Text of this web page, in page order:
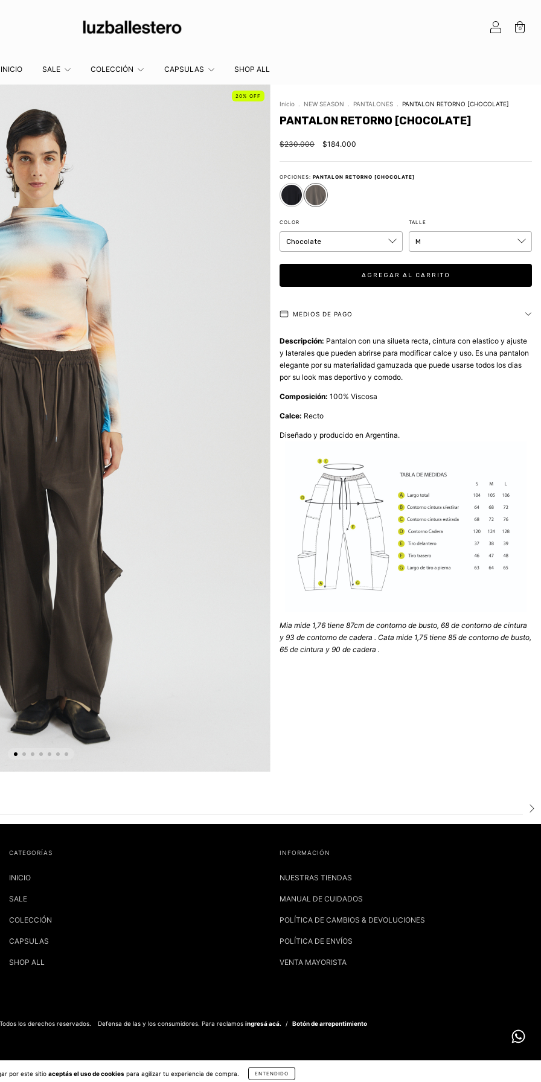
0
INICIO SALE COLECCIÓN CAPSULAS SHOP ALL
por este sitio aceptás el uso de cookiespara agilizar tu experiencia de compra. ENTENDIDO
20% OFF
Inicio NEW SEASON PANTALONES PANTALON RETORNO [CHOCOLATE]
PANTALON RETORNO [CHOCOLATE]
$230.000 $184.000
OPCIONES: PANTALON RETORNO [CHOCOLATE]
COLOR TALLE
MEDIOS DE PAGO
Descripción: Pantalon con una silueta recta, cintura con elastico y ajuste
y laterales que pueden abrirse para modificar calce y uso. Es una pantalon
elegante por su materialidad gamuzada que puede usarse todos los dias
por su look mas deportivo y comodo.
Composición: 100% Viscosa
Calce: Recto
Diseñado y producido en Argentina.
Mia mide 1,76 tiene 87cm de contorno de busto, 68 de contorno de cintura
y 93 de contorno de cadera . Cata mide 1,75 tiene 85 de contorno de busto,
65 de cintura y 90 de cadera .
CATEGORÍAS
INICIO
SALE
COLECCIÓN
CAPSULAS
SHOP ALL
INFORMACIÓN
NUESTRAS TIENDAS
MANUAL DE CUIDADOS
POLÍTICA DE CAMBIOS & DEVOLUCIONES
POLÍTICA DE ENVÍOS
VENTA MAYORISTA
los derechos reservados. Defensa de las y los consumidores. Para reclamos ingresá acá. / Botón de arrepentimiento